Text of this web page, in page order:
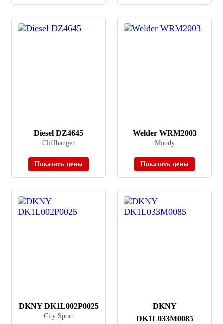
Diesel DZ4645
Cliffhanger
Показать цены
Welder WRM2003
Moody
Показать цены
DKNY DK1L002P0025
City Sport
DKNY
DK1L033M0085